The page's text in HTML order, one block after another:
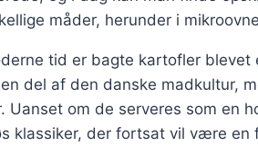
måder, herunder i
tid er bagte kartofler
del af den danske madkultur,
Uanset om de serveres som en
klassiker, der fortsat vil være en